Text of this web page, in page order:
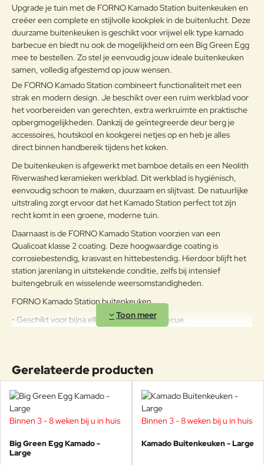
g:
Note:HTML-code wordt niet vertaald!
Waardering:
Waarderin
g:
Slecht Goed
Verder
Upgrade je tuin met de FORNO Kamado Station buitenkeuken en
creëer een complete en stijlvolle kookplek in de buitenlucht. Deze
duurzame buitenkeuken is geschikt voor vrijwel elk type kamado
barbecue en biedt nu ook de mogelijkheid om een Big Green Egg
mee te bestellen. Zo stel je eenvoudig jouw ideale buitenkeuken
samen, volledig afgestemd op jouw wensen.
De FORNO Kamado Station combineert functionaliteit met een
strak en modern design. Je beschikt over een ruim werkblad voor
het voorbereiden van gerechten, extra werkruimte en praktische
opbergmogelijkheden. Dankzij de geïntegreerde deur berg je
accessoires, houtskool en kookgerei netjes op en heb je alles
direct binnen handbereik tijdens het koken.
De buitenkeuken is afgewerkt met bamboe details en een Neolith
Riverwashed keramieken werkblad. Dit werkblad is hygiënisch,
eenvoudig schoon te maken, duurzaam en slijtvast. De natuurlijke
uitstraling zorgt ervoor dat het Kamado Station perfect tot zijn
recht komt in een groene, moderne tuin.
Daarnaast is de FORNO Kamado Station voorzien van een
Qualicoat klasse 2 coating. Deze hoogwaardige coating is
corrosiebestendig, krasvast en hittebestendig. Hierdoor blijft het
station jarenlang in uitstekende conditie, zelfs bij intensief
buitengebruik en wisselende weersomstandigheden.
FORNO Kamado Station buitenkeuken
• Geschikt voor bijna elk type kamado barbecue
• Voorzien van Qualicoat klasse 2 coating
• Corrosiebestendig, krasvast en hittebestendig
• Alle materialen zijn weersbestendig en geschikt voor
buitengebruik
• 5 jaar garantie
Gerelateerde producten
Binnen 3 - 8 weken bij u in huis
Big Green Egg Kamado -
Large
Binnen 3 - 8 weken bij u in huis
Kamado Buitenkeuken - Large